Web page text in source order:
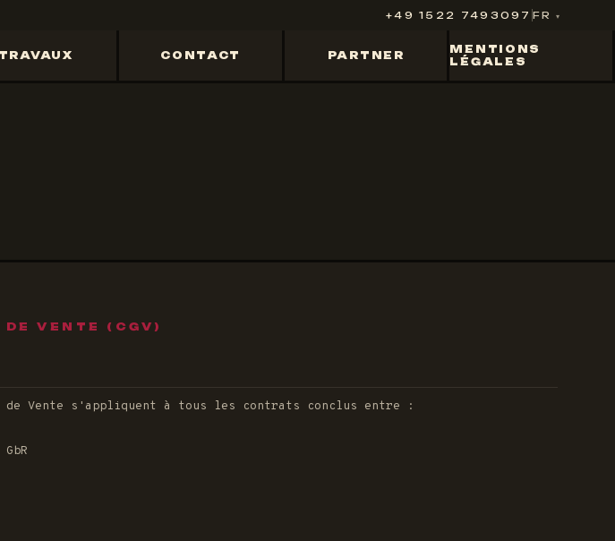
+49 1522 7493097 FR
TRAVAUX CONTACT PARTNER
MENTIONS
LÉGALES
VENTE (CGV)
de Vente s'appliquent à tous les contrats conclus entre :